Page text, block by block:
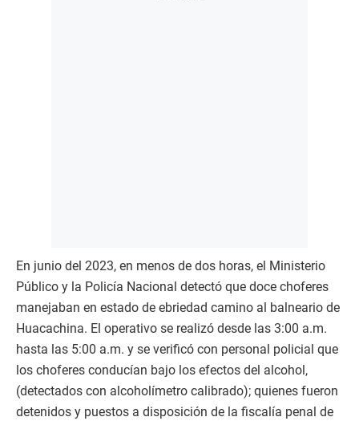
En junio del 2023, en menos de dos horas, el Ministerio
Público y la Policía Nacional detectó que doce choferes
manejaban en estado de ebriedad camino al balneario de
Huacachina. El operativo se realizó desde las 3:00 a.m.
hasta las 5:00 a.m. y se verificó con personal policial que
los choferes conducían bajo los efectos del alcohol,
(detectados con alcoholímetro calibrado); quienes fueron
detenidos y puestos a disposición de la fiscalía penal de